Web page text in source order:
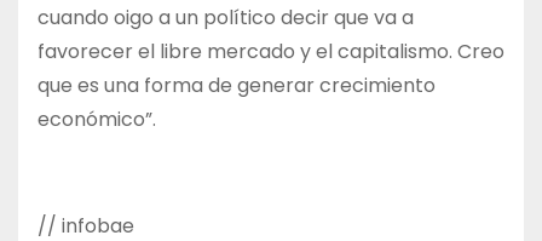
cuando oigo a un político decir que va a
favorecer el libre mercado y el capitalismo. Creo
que es una forma de generar crecimiento
económico”.
// infobae